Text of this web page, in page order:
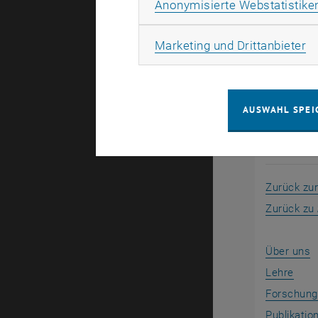
Die
Ein
Zurück
Zurück zu
Über uns
Lehre
Forschung
Anonymisierte
Marketing und Drittanbieter
AUSWAHL